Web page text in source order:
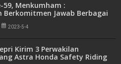
59, Menkumham :
Berkomitmen Jawab Berbagai
2023-5-4
Kirim 3 Perwakilan
Astra Honda Safety Riding